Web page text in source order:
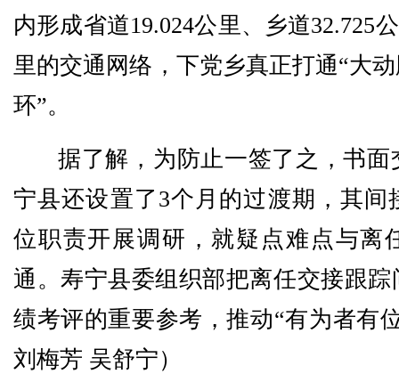
内形成省道19.024公里、乡道32.725
里的交通网络，下党乡真正打通“大
环”。
据了解，为防止一签了之，书面
宁县还设置了3个月的过渡期，其间
位职责开展调研，就疑点难点与离
通。寿宁县委组织部把离任交接跟
绩考评的重要参考，推动“有为者有
刘梅芳 吴舒宁）